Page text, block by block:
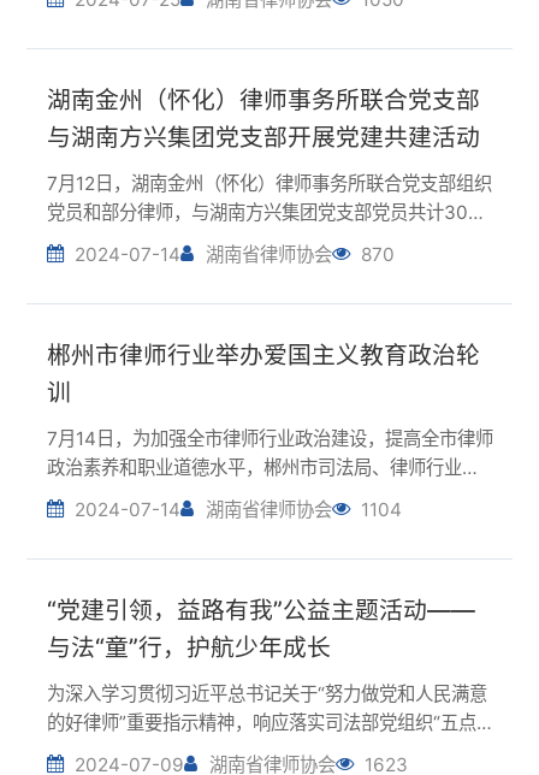
与湖南方兴集团党支部开展党建共建活动
党员和部分律师，与湖南方兴集团党支部党员共计30余
人开展了一次以法律和政治学习为主题的党建共建活
动。活动结合2024年7月1日同时施行的新版《会计法》
2024-07-14 湖南省律师协会 870
郴州市律师行业举办爱国主义教育政治轮
训
委联合举办了以爱国主义教育为主题的政治轮训。此次
政治轮训要求，要进一步增强政治认同、思想认同、理
论认同、情感认同，自觉抵制西方错误思潮，让政...
2024-07-14 湖南省律师协会 1104
“党建引领，益路有我”公益主题活动——
与法“童”行，护航少年成长
为深入学习贯彻习近平总书记关于“努力做党和人民满意
部委员会携手麓谷街道麓景社区开展了“与法‘童’行，护
航少年成长”未成年人保护专题讲座实践...
湖南金州（郴州）律师事务所党支部开展
“重温党纪党史 传承爱国主义”主题党日活